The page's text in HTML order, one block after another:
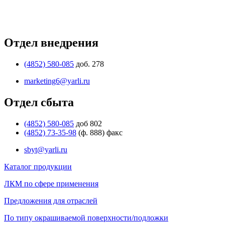
Отдел внедрения
(4852) 580-085 доб. 278
marketing6@yarli.ru
Отдел сбыта
(4852) 580-085 доб 802
(4852) 73-35-98 (ф. 888) факс
sbyt@yarli.ru
Каталог продукции
ЛКМ по сфере применения
Предложения для отраслей
По типу окрашиваемой поверхности/подложки